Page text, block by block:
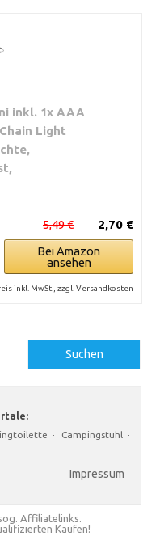
inkl. 1x AAA
Light
2,70 €
5,49 €
Bei Amazon
ansehen
inkl. MwSt., zzgl. Versandkosten
Suchen
· Campingstuhl ·
Impressum
Affiliatelinks.
Käufen!